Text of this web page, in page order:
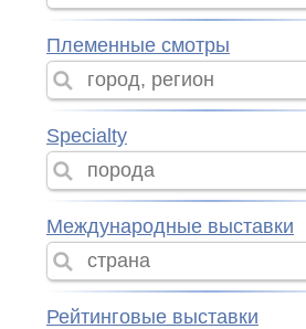
Племенные смотры
Specialty
Международные выставки
Рейтинговые выставки